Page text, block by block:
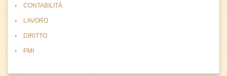
CONTABILITÀ
LAVORO
DIRITTO
PMI